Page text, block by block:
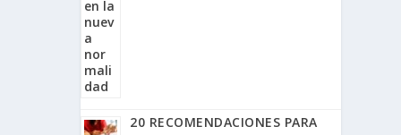
20 RECOMENDACIONES PARA